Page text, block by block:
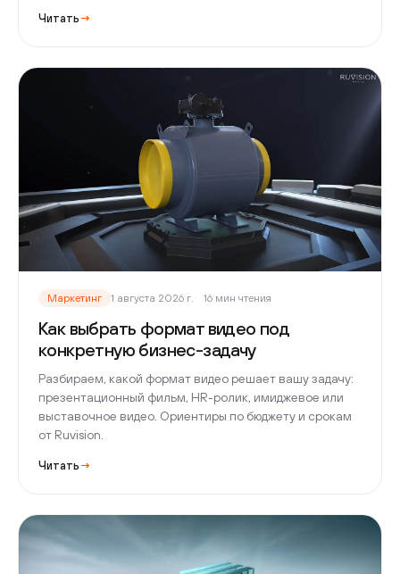
Читать →
Маркетинг 1 августа 2026 г. 16 мин чтения
Как выбрать формат видео под
конкретную бизнес-задачу
Разбираем, какой формат видео решает вашу задачу:
презентационный фильм, HR-ролик, имиджевое или
выставочное видео. Ориентиры по бюджету и срокам
от Ruvision.
Читать →